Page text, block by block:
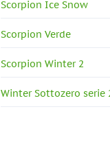
Scorpion Ice Snow
Scorpion Verde
Scorpion Winter 2
Winter Sottozero serie